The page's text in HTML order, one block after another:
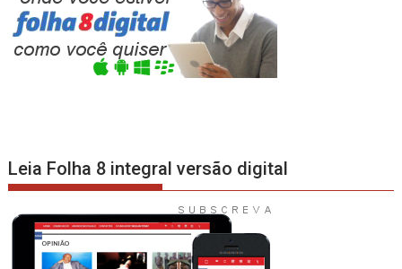
Leia Folha 8 integral versão digital